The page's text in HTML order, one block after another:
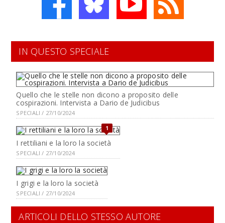
IN QUESTO SPECIALE
Quello che le stelle non dicono a proposito delle
cospirazioni. Intervista a Dario de Judicibus
SPECIALI / 27/10/2024
1
I rettiliani e la loro la società
SPECIALI / 27/10/2024
I grigi e la loro la società
SPECIALI / 27/10/2024
ARTICOLI DELLO STESSO AUTORE